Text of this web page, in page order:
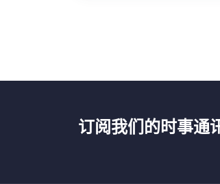
订阅我们的时事通